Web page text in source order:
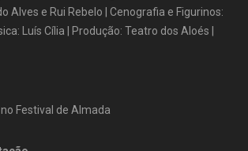
Alves e Rui Rebelo | Cenografia e Figurinos:
Luís Cília | Produção: Teatro dos Aloés |
Festival de Almada